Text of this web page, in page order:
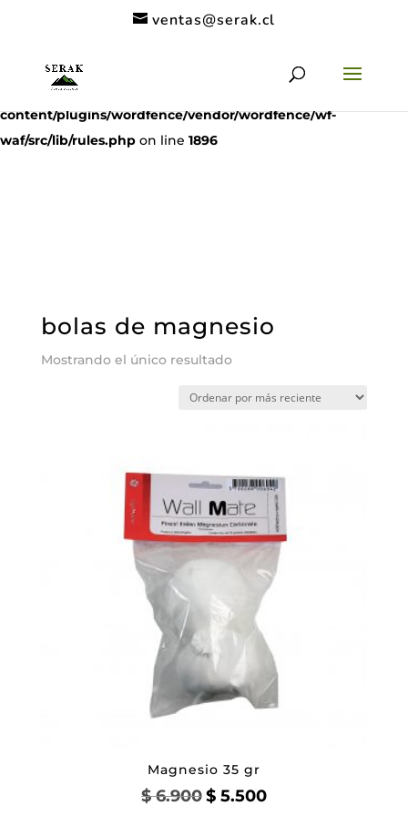
($subject) of type array|string is deprecated in
/home/clients/11c6de9a53a49962a9f838dac1be5068/serak.cl/
content/plugins/wordfence/vendor/wordfence/wf-
waf/src/lib/rules.php on line 1896
ventas@serak.cl
bolas de magnesio
Mostrando el único resultado
Magnesio 35 gr
$6.900 El
$5.500El